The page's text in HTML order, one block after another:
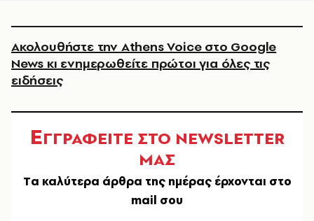
Ακολουθήστε την Athens Voice στο Google
News κι ενημερωθείτε πρώτοι για όλες τις
ειδήσεις
ΕΓΓΡΑΦΕΙΤΕ ΣΤΟ NEWSLETTER
ΜΑΣ
Tα καλύτερα άρθρα της ημέρας έρχονται στο
mail σου